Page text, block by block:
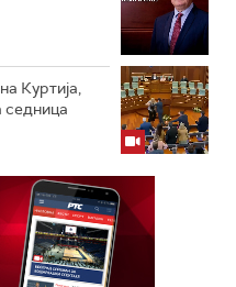
Куртија,
седница